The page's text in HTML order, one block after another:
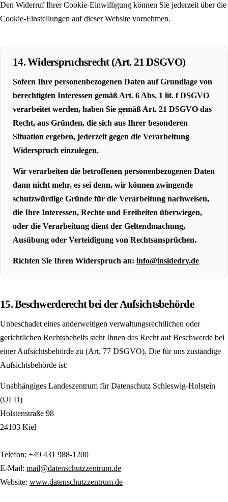
Den Widerruf Ihrer Cookie-Einwilligung können Sie jederzeit über die
Cookie-Einstellungen auf dieser Website vornehmen.
14. Widerspruchsrecht (Art. 21 DSGVO)
Sofern Ihre personenbezogenen Daten auf Grundlage von
berechtigten Interessen gemäß Art. 6 Abs. 1 lit. f DSGVO
verarbeitet werden, haben Sie gemäß Art. 21 DSGVO das
Recht, aus Gründen, die sich aus Ihrer besonderen
Situation ergeben, jederzeit gegen die Verarbeitung
Widerspruch einzulegen.
Wir verarbeiten die betroffenen personenbezogenen Daten
dann nicht mehr, es sei denn, wir können zwingende
schutzwürdige Gründe für die Verarbeitung nachweisen,
die Ihre Interessen, Rechte und Freiheiten überwiegen,
oder die Verarbeitung dient der Geltendmachung,
Ausübung oder Verteidigung von Rechtsansprüchen.
Richten Sie Ihren Widerspruch an: info@insidedry.de
15. Beschwerderecht bei der Aufsichtsbehörde
Unbeschadet eines anderweitigen verwaltungs­rechtlichen oder
gerichtlichen Rechtsbehelfs steht Ihnen das Recht auf Beschwerde bei
einer Aufsichts­behörde zu (Art. 77 DSGVO). Die für uns zuständige
Aufsichtsbehörde ist:
Unabhängiges Landeszentrum für Datenschutz Schleswig-Holstein
(ULD)
Holstenstraße 98
24103 Kiel
Telefon: +49 431 988-1200
E-Mail: mail@datenschutzzentrum.de
Website: www.datenschutzzentrum.de